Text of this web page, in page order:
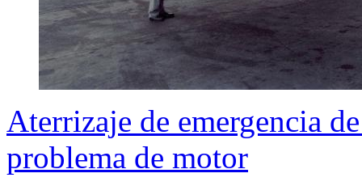
Aterrizaje de emergencia
problema de motor